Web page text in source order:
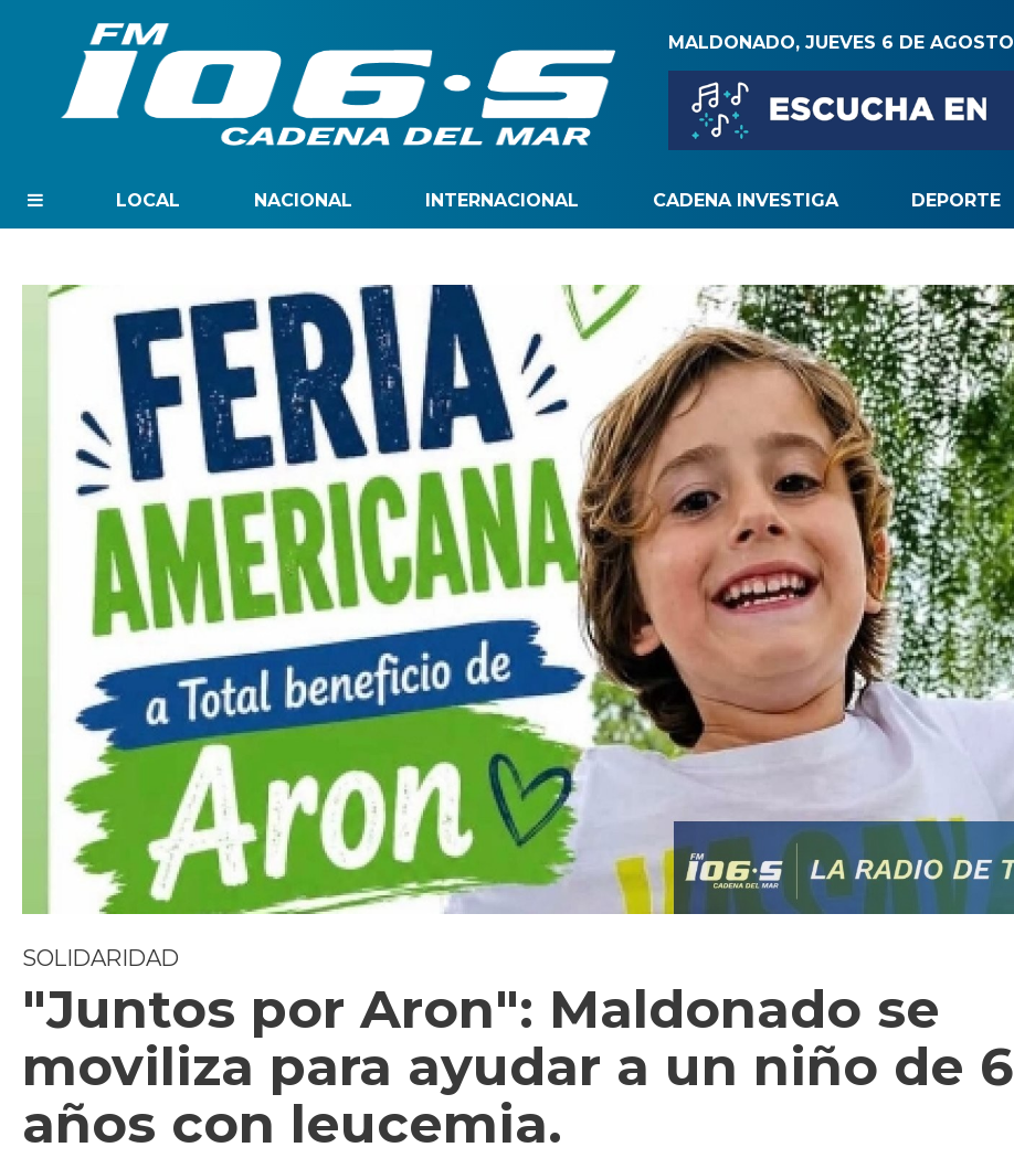
MALDONADO, JUEVES 6 DE AGOSTO
LOCAL NACIONAL INTERNACIONAL CADENA INVESTIGA DEPORTE
SOLIDARIDAD
"Juntos por Aron": Maldonado se
moviliza para ayudar a un niño de 6
años con leucemia.